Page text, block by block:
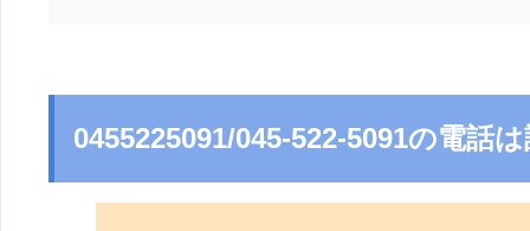
0455225091/045-522-5091の電話